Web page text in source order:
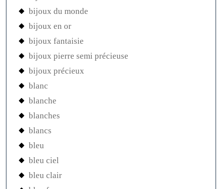
bijoux du monde
bijoux en or
bijoux fantaisie
bijoux pierre semi précieuse
bijoux précieux
blanc
blanche
blanches
blancs
bleu
bleu ciel
bleu clair